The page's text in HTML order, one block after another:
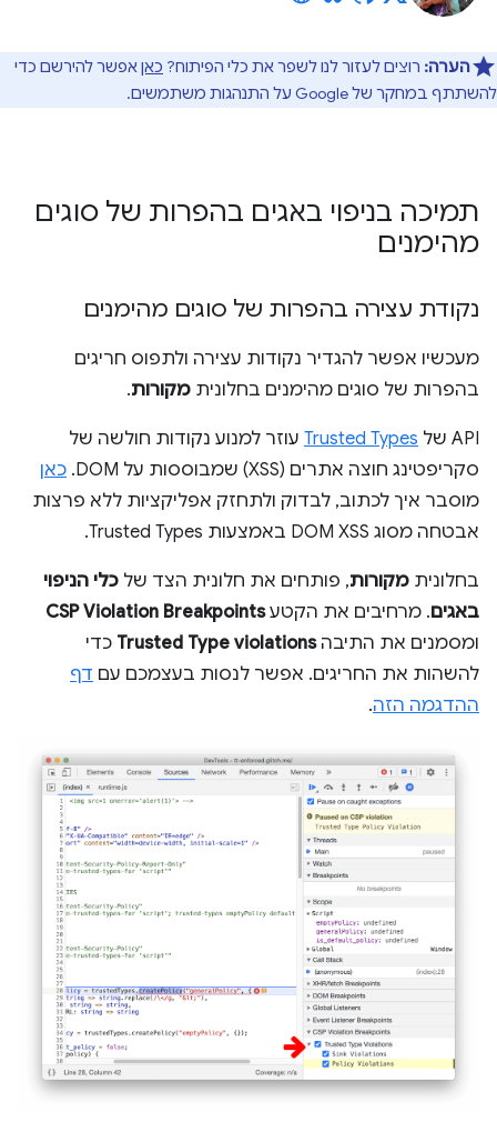
הערה: רוצים לעזור לנו לשפר את כלי הפיתוח? כאןאפשר להירשם כדי
להשתתף במחקר של Google על התנהגות משתמשים.
תמיכה בניפוי באגים בהפרות של סוגים
מהימנים
נקודת עצירה בהפרות של סוגים מהימנים
מעכשיו אפשר להגדיר נקודות עצירה ולתפוס חריגים
בהפרות של סוגים מהימנים בחלונית מקורות.
‫API של Trusted Types עוזר למנוע נקודות חולשה של
סקריפטינג חוצה אתרים (XSS) שמבוססות על DOM.
כאן
מוסבר איך לכתוב, לבדוק ולתחזק אפליקציות ללא פרצות
אבטחה מסוג DOM XSS באמצעות Trusted Types.
בחלונית מקורות, פותחים את חלונית הצד של כלי הניפוי
באגים. מרחיבים את הקטעCSP Violation Breakpoints
ומסמנים את התיבהTrusted Type violations כדי
להשהות את החריגים. אפשר לנסות בעצמכם עם דף
ההדגמה הזה.